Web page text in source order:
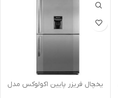
يخچال فريزر پايين اکولوکس مدل